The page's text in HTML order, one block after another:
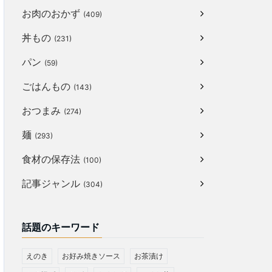
お肉のおかず (409)
丼もの (231)
パン (59)
ごはんもの (143)
おつまみ (274)
麺 (293)
食材の保存法 (100)
記事ジャンル (304)
話題のキーワード
えのき お好み焼きソース お茶漬け